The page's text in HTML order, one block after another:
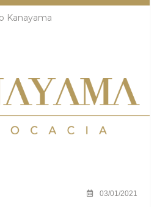
Kanayama
03/01/2021